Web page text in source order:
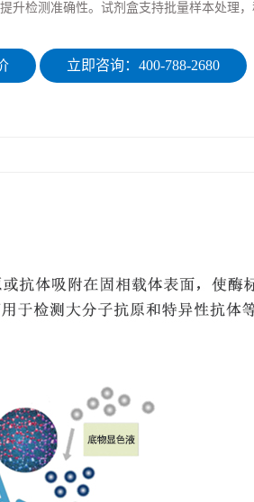
升检测准确性。试剂盒支持批量样本处理，
立即咨询：400-788-2680